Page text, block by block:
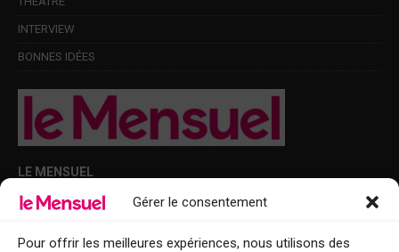
Gérer le consentement
Pour offrir les meilleures expériences, nous utilisons des
INTERVIEW
BONNES IDÉES
LE MENSUEL
Points de diffusion Var et Alpes-Maritimes : oû trouver Le Mensuel ?
Le Mensuel en PDF : consultez le magazine en ligne